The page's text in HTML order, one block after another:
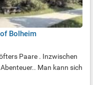
Bolheim
Paare . Inzwischen
Man kann sich